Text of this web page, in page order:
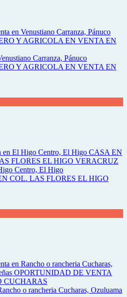
Carranza, Pánuco
Y AGRICOLA EN VENTA EN
Centro, El Higo
COL. LAS FLORES EL HIGO
o rancheria Cucharas, Ozuluama